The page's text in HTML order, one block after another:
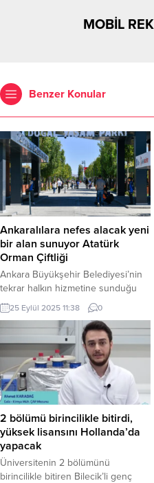
MOBİL
Benzer Konular
Ankaralılara nefes alacak yeni
bir alan sunuyor Atatürk
Orman Çiftliği
Ankara Büyükşehir Belediyesi’nin
tekrar halkın hizmetine sunduğu
Atatürk Orman Çiftliği arazisi
içerisindeki Atatürk Çocukları Doğal
Yaşam Parkı, açılışının ardından kısa
sürede Başkentlilerin yeni uğrak
mekânı hâline geldi. Ankaralıların
yoğun ilgi gösterdiği park, açıldığı
günden bu yana 500 binden fazla
ziyaretçiyi ağırladı. Başkentliler,
Atatürk Çocukları Doğal Yaşam
Parkı ile kentin merkezinde...
25 Eylül 2025 11:38 0
2 bölümü birincilikle bitirdi,
yüksek lisansını Hollanda’da
yapacak
Üniversitenin 2 bölümünü
birincilikle bitiren Bilecik’li genç